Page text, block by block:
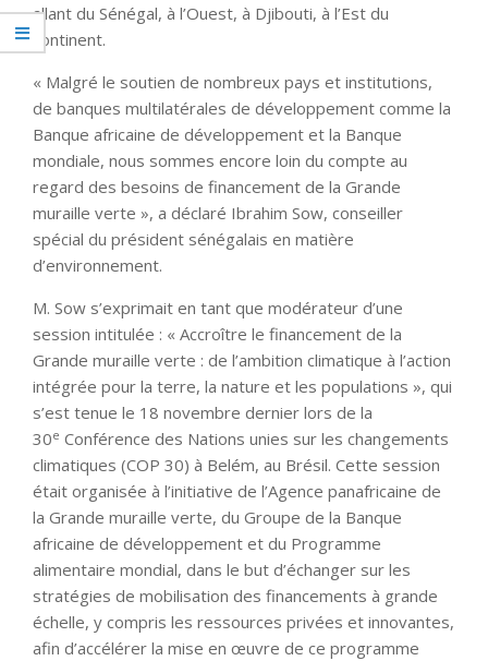
allant du Sénégal, à l’Ouest, à Djibouti, à l’Est du
continent.
« Malgré le soutien de nombreux pays et institutions,
de banques multilatérales de développement comme la
Banque africaine de développement et la Banque
mondiale, nous sommes encore loin du compte au
regard des besoins de financement de la Grande
muraille verte », a déclaré Ibrahim Sow, conseiller
spécial du président sénégalais en matière
d’environnement.
M. Sow s’exprimait en tant que modérateur d’une
session intitulée : « Accroître le financement de la
Grande muraille verte : de l’ambition climatique à l’action
intégrée pour la terre, la nature et les populations », qui
s’est tenue le 18 novembre dernier lors de la
30e Conférence des Nations unies sur les changements
climatiques (COP 30) à Belém, au Brésil. Cette session
était organisée à l’initiative de l’Agence panafricaine de
la Grande muraille verte, du Groupe de la Banque
africaine de développement et du Programme
alimentaire mondial, dans le but d’échanger sur les
stratégies de mobilisation des financements à grande
échelle, y compris les ressources privées et innovantes,
afin d’accélérer la mise en œuvre de ce programme